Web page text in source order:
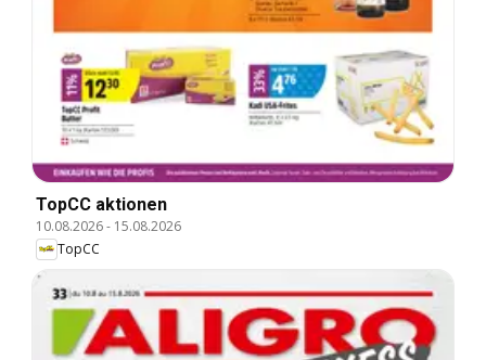
TopCC aktionen
10.08.2026- 15.08.2026
TopCC